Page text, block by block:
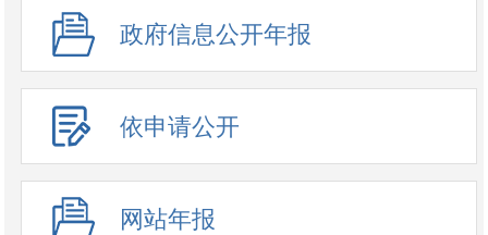
政府信息公开年报
依申请公开
网站年报